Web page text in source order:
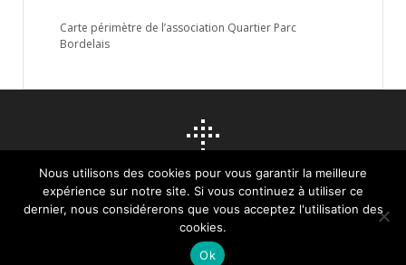
Carte périmètre de l’association Quartier Parc
Bordelais
© 2015 ASSOCIATION DE QUARTIER DU PARC BORDELAIS. TOUS DROITS
STUDIO DIGITALE ARTISTE
ACCUEIL
Nous utilisons des cookies pour vous garantir la meilleure
expérience sur notre site. Si vous continuez à utiliser ce
dernier, nous considérerons que vous acceptez l'utilisation des
cookies.
Ok